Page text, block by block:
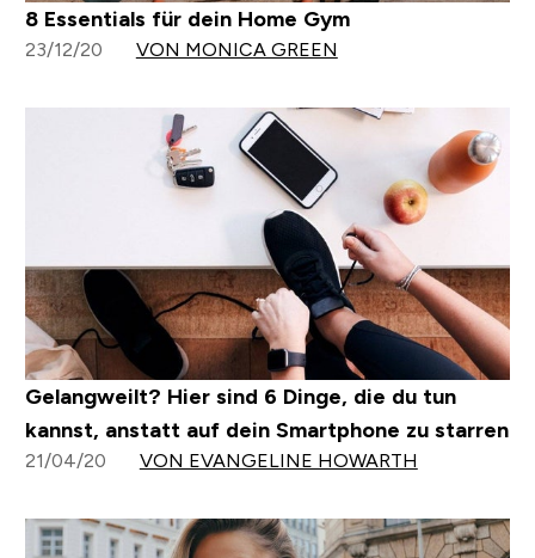
8 Essentials für dein Home Gym
23/12/20 VON MONICA GREEN
Gelangweilt? Hier sind 6 Dinge, die du tun
kannst, anstatt auf dein Smartphone zu starren
21/04/20 VON EVANGELINE HOWARTH